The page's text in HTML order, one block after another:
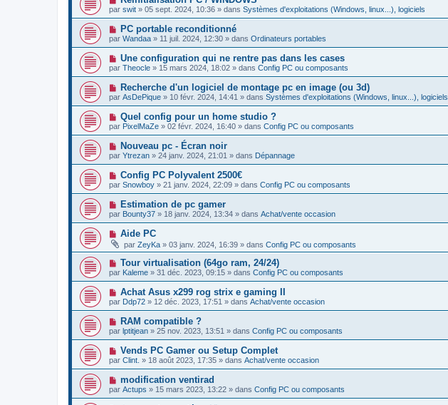
a
g
e
e
s
s
a
g
e
e
a
u
m
e
s
s
a
g
e
o
u
v
e
a
u
m
e
s
s
a
g
e
par swit » 05 sept. 2024, 10:36 » dans Systèmes d'exploitations (Windows, linux...), logiciels
N
o
u
v
e
a
u
m
e
s
s
a
g
e
PC portable reconditionné
par Wandaa » 11 juil. 2024, 12:30 » dans Ordinateurs portables
N
o
u
v
e
a
u
m
e
s
s
a
g
e
Une configuration qui ne rentre pas dans les cases
par Theocle » 15 mars 2024, 18:02 » dans Config PC ou composants
N
o
u
e
a
u
m
e
s
s
a
g
e
Recherche d'un logiciel de montage pc en image (ou 3d)
par AsDePique » 10 févr. 2024, 14:41 » dans Systèmes d'exploitations (Windows, linux...), logiciels
N
o
u
v
e
a
u
m
e
s
s
a
g
e
Quel config pour un home studio ?
par PixelMaZe » 02 févr. 2024, 16:40 » dans Config PC ou composants
N
o
u
e
a
u
m
e
s
a
g
e
Nouveau pc - Écran noir
par Ytrezan » 24 janv. 2024, 21:01 » dans Dépannage
N
o
u
v
e
a
u
m
e
s
s
g
e
Config PC Polyvalent 2500€
par Snowboy » 21 janv. 2024, 22:09 » dans Config PC ou composants
N
o
u
e
a
u
m
e
s
a
g
e
Estimation de pc gamer
par Bounty37 » 18 janv. 2024, 13:34 » dans Achat/vente occasion
N
u
v
a
u
m
e
s
s
a
g
e
Aide PC
par ZeyKa » 03 janv. 2024, 16:39 » dans Config PC ou composants
N
o
u
e
a
u
m
e
s
s
g
e
Tour virtualisation (64go ram, 24/24)
par Kaleme » 31 déc. 2023, 09:15 » dans Config PC ou composants
N
o
u
v
e
a
u
m
e
s
a
g
e
Achat Asus x299 rog strix e gaming II
par Ddp72 » 12 déc. 2023, 17:51 » dans Achat/vente occasion
N
o
u
v
a
u
m
e
s
RAM compatible ?
par lptitjean » 25 nov. 2023, 13:51 » dans Config PC ou composants
N
o
u
e
a
u
Vends PC Gamer ou Setup Complet
par Clint. » 18 août 2023, 17:35 » dans Achat/vente occasion
N
o
u
modification ventirad
par Actups » 15 mars 2023, 13:22 » dans Config PC ou composants